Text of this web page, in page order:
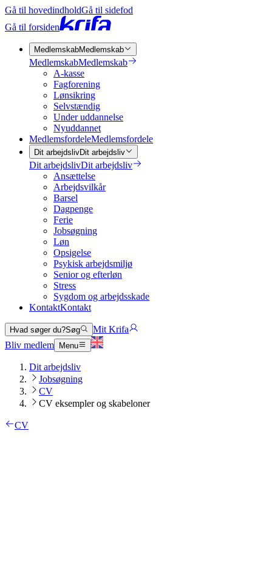
Gå til hovedindholdGå til sidefod
Gå til forsiden
MedlemskabMedlemskab
MedlemskabMedlemskab
A-kasse
Fagforening
Lønsikring
Selvstændig
Under uddannelse
Nyuddannet
MedlemsfordeleMedlemsfordele
Dit arbejdslivDit arbejdsliv
Dit arbejdslivDit arbejdsliv
Ansættelse
Arbejdsvilkår
Barsel
Dagpenge
Ferie
Jobsøgning
Løn
Opsigelse
Psykisk arbejdsmiljø
Senior og efterløn
Stress
Sygdom og arbejdsskade
KontaktKontakt
Hvad søger du?Søg
Mit Krifa
Bliv medlem
Menu
Dit arbejdsliv
Jobsøgning
CV
CV eksempler og skabeloner
CV